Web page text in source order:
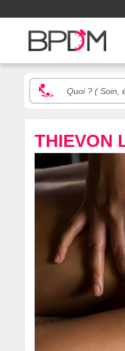
THIEVON